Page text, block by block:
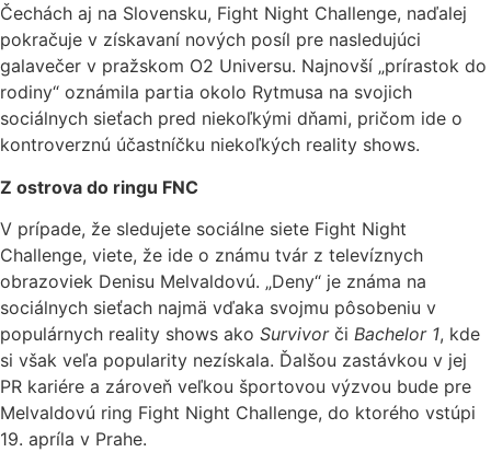
Čechách aj na Slovensku, Fight Night Challenge, naďalej
pokračuje v získavaní nových posíl pre nasledujúci
galavečer v pražskom O2 Universu. Najnovší „prírastok do
rodiny“ oznámila partia okolo Rytmusa na svojich
sociálnych sieťach pred niekoľkými dňami, pričom ide o
kontroverznú účastníčku niekoľkých reality shows.
Z ostrova do ringu FNC
V prípade, že sledujete sociálne siete Fight Night
Challenge, viete, že ide o známu tvár z televíznych
obrazoviek Denisu Melvaldovú. „Deny“ je známa na
sociálnych sieťach najmä vďaka svojmu pôsobeniu v
populárnych reality shows ako Survivorči Bachelor 1, kde
si však veľa popularity nezískala. Ďalšou zastávkou v jej
PR kariére a zároveň veľkou športovou výzvou bude pre
Melvaldovú ring Fight Night Challenge, do ktorého vstúpi
19. apríla v Prahe.